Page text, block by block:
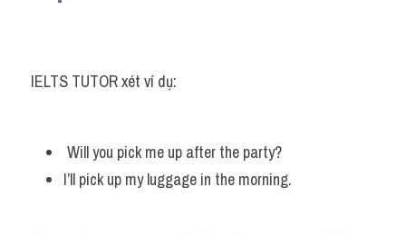
IELTS TUTOR xét ví dụ:
Will you pick me up after the party?
I’ll pick up my luggage in the morning.